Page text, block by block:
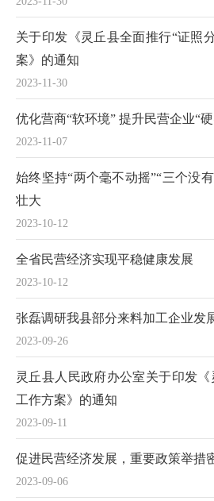
2023-11-30
关于印发《灵丘县全面推行“证照
案》的通知
2023-11-07
优化营商“软环境” 提升民营企业“
2023-10-12
始终坚持“两个毫不动摇”“三个没
壮大
2023-10-12
全省民营经济实现平稳健康发展
2023-09-26
张磊调研我县部分来料加工企业发
2023-09-11
灵丘县人民政府办公室关于印发
工作方案》的通知
2023-09-06
促进民营经济发展，重要政策举措